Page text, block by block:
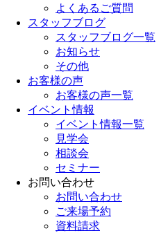
よくあるご質問
スタッフブログ
スタッフブログ一覧
お知らせ
その他
お客様の声
お客様の声一覧
イベント情報
イベント情報一覧
見学会
相談会
セミナー
お問い合わせ
お問い合わせ
ご来場予約
資料請求